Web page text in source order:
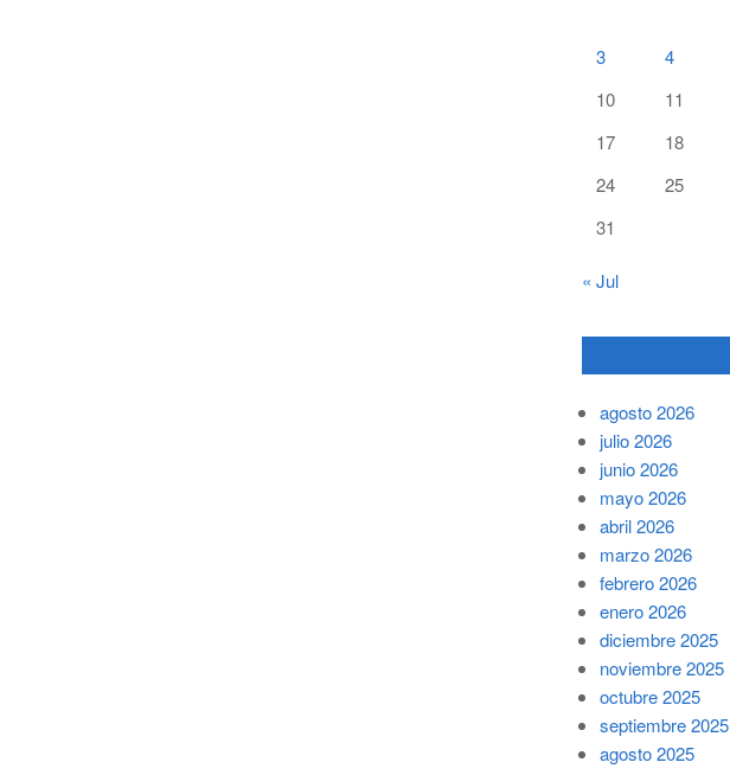
3
4
10
11
17
18
24
25
31
« Jul
agosto 2026
julio 2026
junio 2026
mayo 2026
abril 2026
marzo 2026
febrero 2026
enero 2026
diciembre 2025
noviembre 2025
octubre 2025
septiembre 2025
agosto 2025